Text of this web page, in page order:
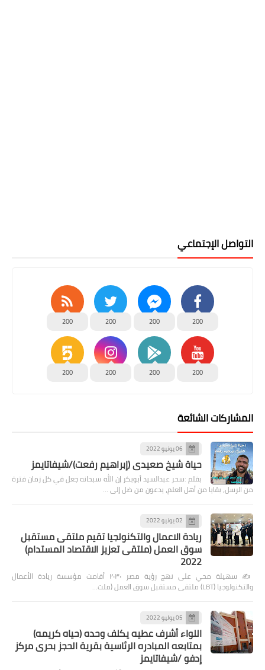
التواصل الإجتماعي
200
200
200
200
200
200
200
200
المشاركات الشائعة
06 يونيو 2022
حياة شيخ صعيدى (إبراهيم رفعت)/شيفاتايمز
بقلم :سحر عبدالسيد أبوبكر إن الله سبحانه جعل في كل زمان فترة
من الرسل، بقايا من أهل العلم، يدعون من ضل إلى …
02 يونيو 2022
ريادة الاعمال والتكنولجيا تقيم ملتقى مستقبل
سوق العمل (ملتقى تعزيز الاقتصاد المستدام)
2022
✍️ سهيلة محي على نهج رؤية مصر ٢٠٣٠ أقامت مؤسسة ريادة الأعمال
والتكنولوجيا (LBT) ملتقى مستقبل سوق العمل (ملت…
05 يوليو 2022
اللواء أشرف عطيه يكلف وحده (حياه كريمه)
بمتابعه المبادره الرئاسية بقرية الحجز بحرى مركز
إدفو /شيفاتايمز